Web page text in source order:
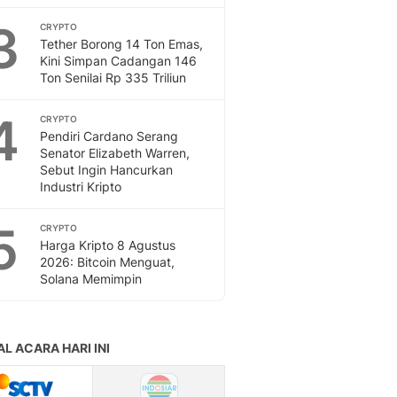
CRYPTO
Tether Borong 14 Ton Emas,
Kini Simpan Cadangan 146
Ton Senilai Rp 335 Triliun
CRYPTO
Pendiri Cardano Serang
Senator Elizabeth Warren,
Sebut Ingin Hancurkan
Industri Kripto
CRYPTO
Harga Kripto 8 Agustus
2026: Bitcoin Menguat,
Solana Memimpin